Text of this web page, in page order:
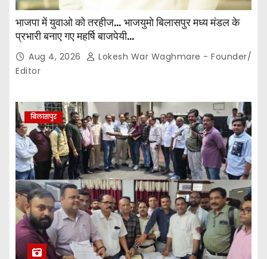
भाजपा में युवाओ को तरहीज… भाजयुमो बिलासपुर मध्य मंडल के
प्रभारी बनाए गए महर्षि बाजपेयी…
Aug 4, 2026
Lokesh War Waghmare - Founder/
Editor
बिलासपुर